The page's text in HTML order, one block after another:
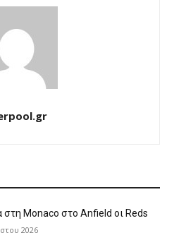
στη Monaco στο Anfield οι Reds
2026